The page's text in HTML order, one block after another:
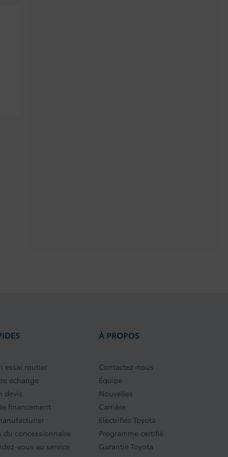
essai routier
échange
devis
financement
du concessionnaire
vous au service
À PROPOS
Contactez-nous
Équipe
Nouvelles
Carrière
Electrifiés Toyota
Programme certifié
Garantie Toyota